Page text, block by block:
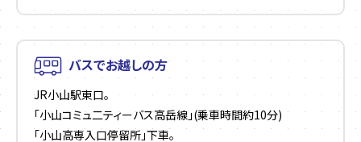
バスでお越しの方
JR小山駅東口。
「小山コミュ二ティーバス高岳線」(乗車時間約10分)
「小山高専入口停留所」下車。